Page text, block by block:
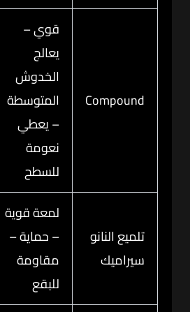
Compound
قوي –
يعالج
الخدوش
المتوسطة
– يعطي
نعومة
للسطح
تلميع النانو
سيراميك
لمعة قوية
– حماية –
مقاومة
للبقع